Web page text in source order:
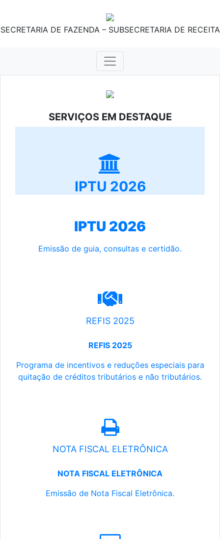
SECRETARIA DE FAZENDA – SUBSECRETARIA DE RECEITA
SERVIÇOS EM DESTAQUE
IPTU 2026
IPTU 2026
Emissão de guia, consultas e certidão.
REFIS 2025
REFIS 2025
Programa de incentivos e reduções especiais para
quitação de créditos tributários e não tributários.
NOTA FISCAL ELETRÔNICA
NOTA FISCAL ELETRÔNICA
Emissão de Nota Fiscal Eletrônica.